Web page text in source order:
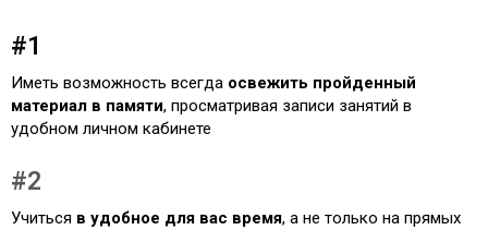
#1
Иметь возможность всегда освежить пройденный
материал в памяти, просматривая записи занятий в
удобном личном кабинете​
#2
Учиться в удобное для вас время, а не только на прямых